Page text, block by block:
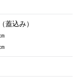
蓋込み）